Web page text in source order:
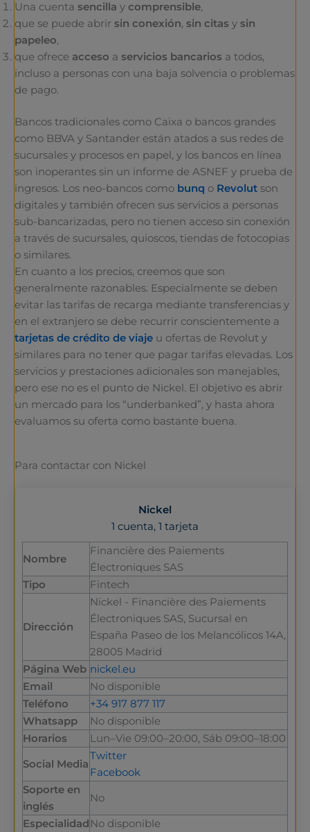
Una cuenta sencilla y comprensible,
que se puede abrir sin conexión, sin citas y sin
papeleo,
que ofrece acceso a servicios bancarios a todos,
incluso a personas con una baja solvencia o problemas
de pago.
Bancos tradicionales como Caixa o bancos grandes
como BBVA y Santander están atados a sus redes de
sucursales y procesos en papel, y los bancos en línea
son inoperantes sin un informe de ASNEF y prueba de
ingresos. Los neo-bancos como bunq o Revolut son
digitales y también ofrecen sus servicios a personas
sub-bancarizadas, pero no tienen acceso sin conexión
a través de sucursales, quioscos, tiendas de fotocopias
o similares.
En cuanto a los precios, creemos que son
generalmente razonables. Especialmente se deben
evitar las tarifas de recarga mediante transferencias y
en el extranjero se debe recurrir conscientemente a
tarjetas de crédito de viaje u ofertas de Revolut y
similares para no tener que pagar tarifas elevadas. Los
servicios y prestaciones adicionales son manejables,
pero ese no es el punto de Nickel. El objetivo es abrir
un mercado para los “underbanked”, y hasta ahora
evaluamos su oferta como bastante buena.
Para contactar con Nickel
Nickel
1 cuenta, 1 tarjeta
Nombre
Financière des Paiements
Électroniques SAS
Tipo
Fintech
Dirección
Nickel - Financière des Paiements
Électroniques SAS, Sucursal en
España Paseo de los Melancólicos 14A,
28005 Madrid
Página Web nickel.eu
Email
No disponible
Teléfono
+34 917 877 117
Whatsapp
No disponible
Horarios
Lun–Vie 09:00–20:00, Sáb 09:00–18:00
Social Media
Twitter
Facebook
Soporte en
inglés
No
Especialidad No disponible